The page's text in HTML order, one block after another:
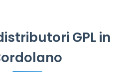
GPL in